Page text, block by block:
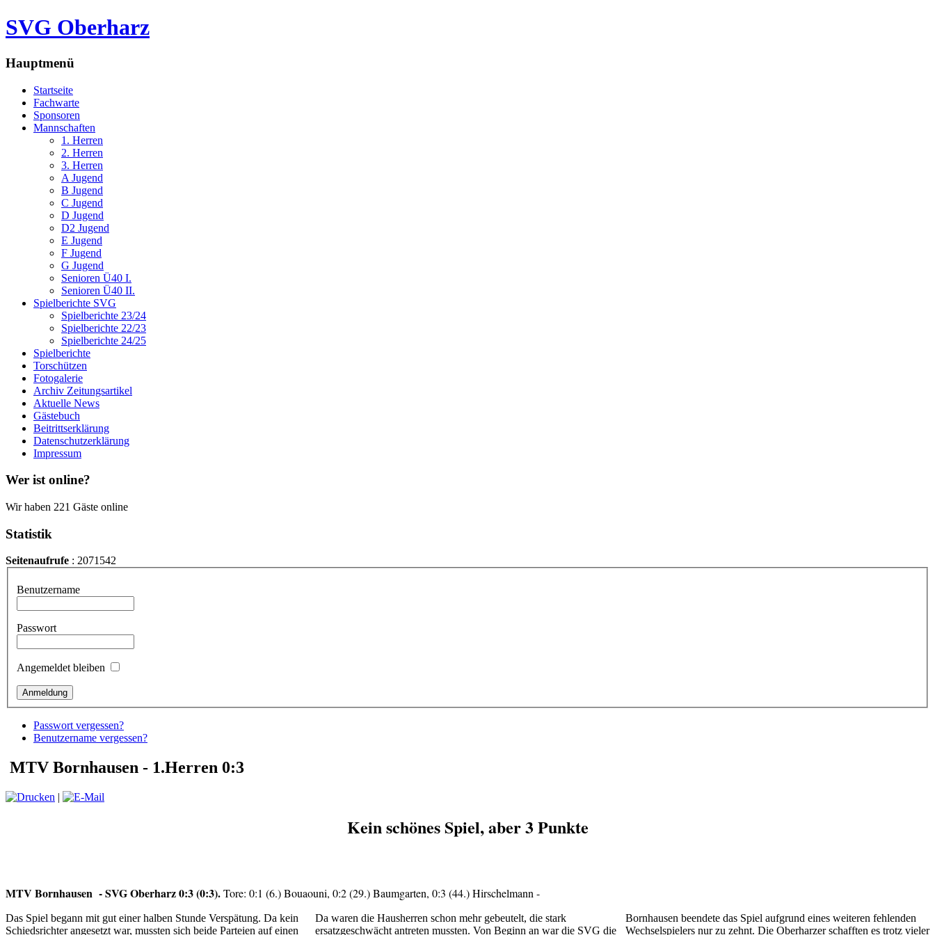
SVG Oberharz
Hauptmenü
Startseite
Fachwarte
Sponsoren
Mannschaften
1. Herren
2. Herren
3. Herren
A Jugend
B Jugend
C Jugend
D Jugend
D2 Jugend
E Jugend
F Jugend
G Jugend
Senioren Ü40 I.
Senioren Ü40 II.
Spielberichte SVG
Spielberichte 23/24
Spielberichte 22/23
Spielberichte 24/25
Spielberichte
Torschützen
Fotogalerie
Archiv Zeitungsartikel
Aktuelle News
Gästebuch
Beitrittserklärung
Datenschutzerklärung
Impressum
Wer ist online?
Wir haben 221 Gäste online
Statistik
Seitenaufrufe : 2071542
Benutzername
Passwort
Angemeldet bleiben
Passwort vergessen?
Benutzername vergessen?
MTV Bornhausen - 1.Herren 0:3
|
Kein schönes Spiel, aber 3 Punkte
MTV Bornhausen - SVG Oberharz 0:3 (0:3).Tore: 0:1 (6.) Bouaouni, 0:2 (29.) Baumgarten, 0:3 (44.) Hirschelmann -
Das Spiel begann mit gut einer halben Stunde Verspätung. Da kein
Schiedsrichter angesetzt war, mussten sich beide Parteien auf einen
Da waren die Hausherren schon mehr gebeutelt, die stark
ersatzgeschwächt antreten mussten. Von Beginn an war die SVG die
Bornhausen beendete das Spiel aufgrund eines weiteren fehlenden
Wechselspielers nur zu zehnt. Die Oberharzer schafften es trotz vieler